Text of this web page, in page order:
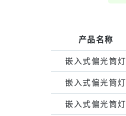
产品名称
嵌⼊式偏光筒灯
嵌⼊式偏光筒灯
嵌⼊式偏光筒灯